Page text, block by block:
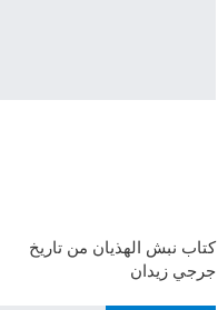
كتاب نبش الهذيان من تاريخ
جرجي زيدان